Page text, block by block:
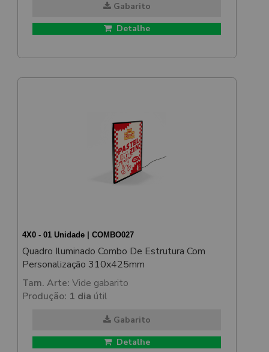
Gabarito
Detalhe
4X0 - 01 Unidade | COMBO027
Quadro Iluminado Combo De Estrutura Com
Personalização 310x425mm
Tam. Arte: Vide gabarito
Produção: 1 dia útil
Gabarito
Detalhe